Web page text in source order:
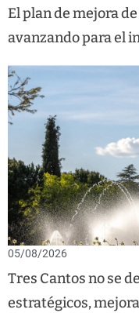
El plan de mejora
avanzando para el
05/08/2026
Tres Cantos no se
estratégicos,